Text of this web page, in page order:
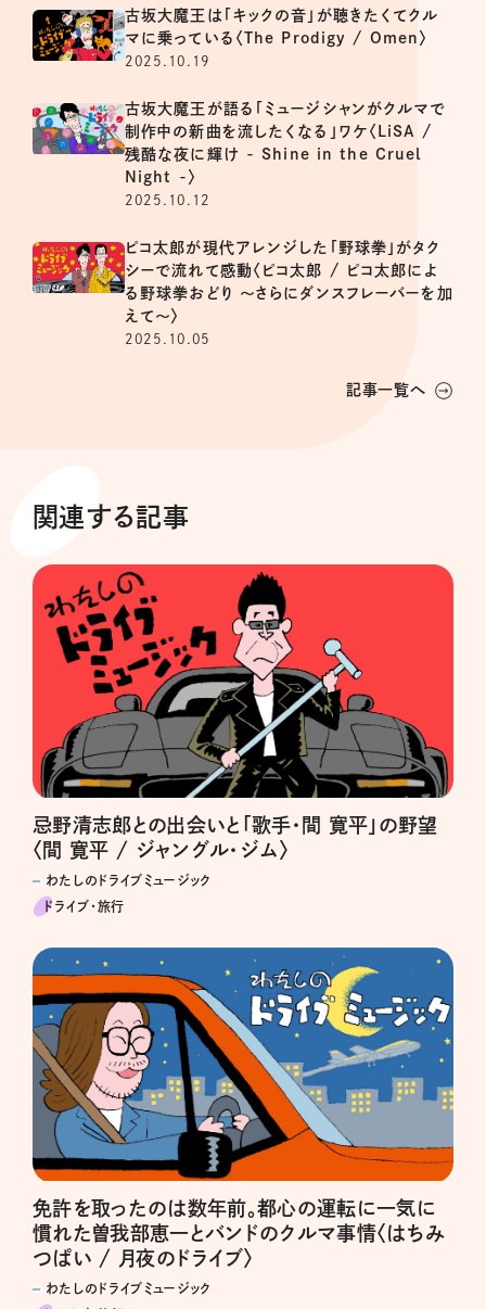
古坂大魔王は「キックの音」が聴きたくてクル
マに乗っている〈The Prodigy / Omen〉
2025.10.19
古坂大魔王が語る「ミュージシャンがクルマで
制作中の新曲を流したくなる」ワケ〈LiSA /
残酷な夜に輝け - Shine in the Cruel
Night -〉
2025.10.12
ピコ太郎が現代アレンジした「野球拳」がタク
シーで流れて感動〈ピコ太郎 / ピコ太郎によ
る野球拳おどり 〜さらにダンスフレーバーを加
えて〜〉
2025.10.05
記事一覧へ
関連する記事
忌野清志郎との出会いと「歌手・間 寛平」の野望
〈間 寛平 / ジャングル・ジム〉
わたしのドライブミュージック
ドライブ･旅行
免許を取ったのは数年前。都心の運転に一気に
慣れた曽我部恵一とバンドのクルマ事情〈はちみ
つぱい / 月夜のドライブ〉
わたしのドライブミュージック